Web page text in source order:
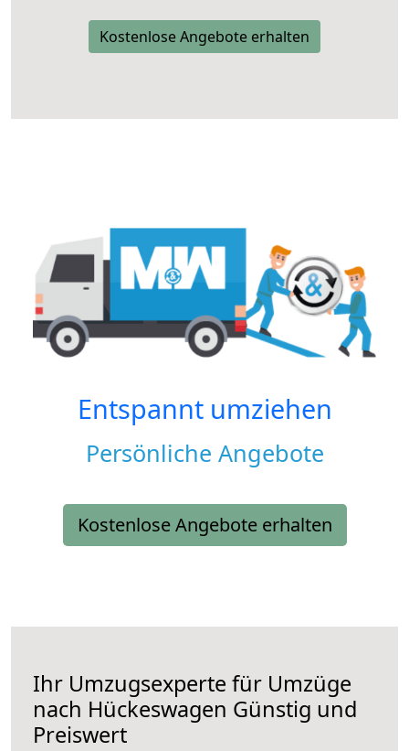
Kostenlose Angebote erhalten
Entspannt umziehen
Persönliche Angebote
Kostenlose Angebote erhalten
Ihr Umzugsexperte für Umzüge
nach Hückeswagen Günstig und
Preiswert